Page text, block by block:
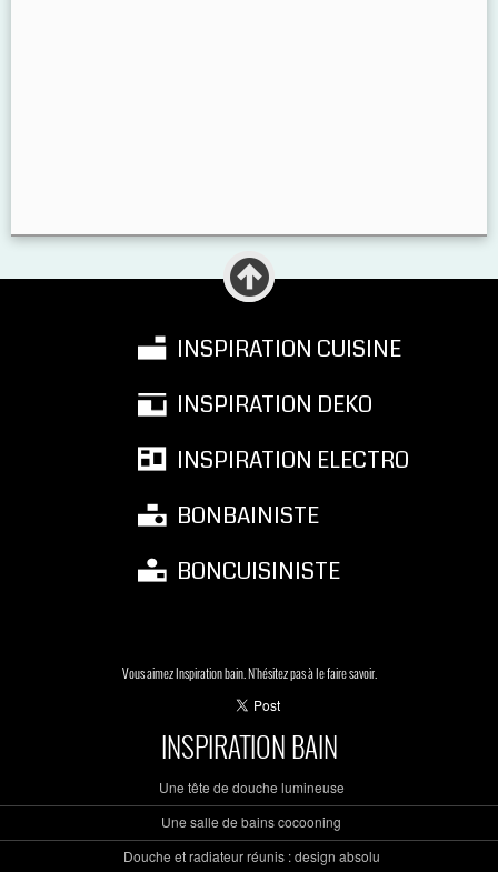
INSPIRATION CUISINE
INSPIRATION DEKO
INSPIRATION ELECTRO
BONBAINISTE
BONCUISINISTE
Vous aimez Inspiration bain. N'hésitez pas à le faire savoir.
INSPIRATION BAIN
Une tête de douche lumineuse
Une salle de bains cocooning
Douche et radiateur réunis : design absolu